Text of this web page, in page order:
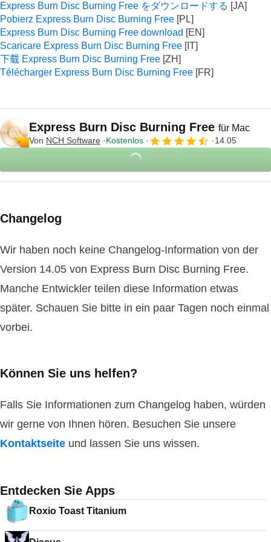
Express Burn Disc Burning Free をダウンロードする
Pobierz Express Burn Disc Burning Free
Express Burn Disc Burning Free download
Scaricare Express Burn Disc Burning Free
下载 Express Burn Disc Burning Free
Télécharger Express Burn Disc Burning Free
Express Burn Disc Burning Free für Mac
Von NCH Software Kostenlos 14.05
Changelog
Wir haben noch keine Changelog-Information von der
Version 14.05 von Express Burn Disc Burning Free.
Manche Entwickler teilen diese Information etwas
später. Schauen Sie bitte in ein paar Tagen noch einmal
vorbei.
Können Sie uns helfen?
Falls Sie Informationen zum Changelog haben, würden
wir gerne von Ihnen hören. Besuchen Sie unsere
Kontaktseite und lassen Sie uns wissen.
Entdecken Sie Apps
Roxio Toast Titanium